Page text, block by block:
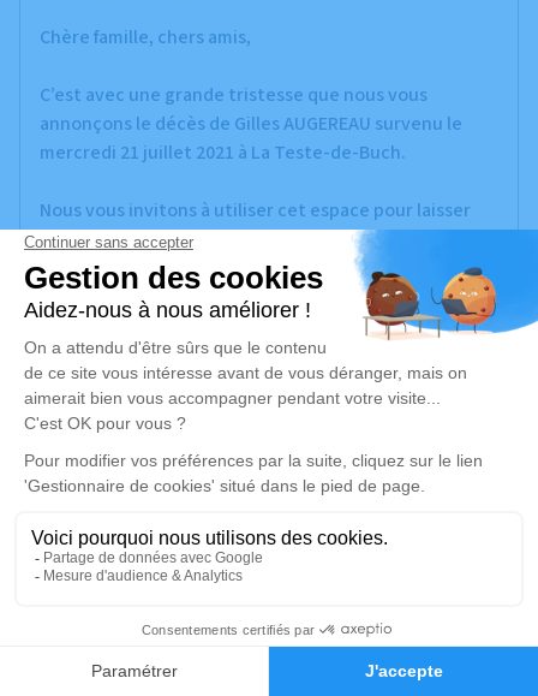
Faire-part Hommages
Chère famille, chers amis,
C’est avec une grande tristesse que nous vous
annonçons le décès de Gilles AUGEREAU survenu le
mercredi 21 juillet 2021 à La Teste-de-Buch.
Nous vous invitons à utiliser cet espace pour laisser
vos condoléances, partager des photos souvenirs, une
anecdote ou exprimer vos pensées à travers des
poèmes ou des textes. Cet endroit est un lieu
d'expression dédié à honorer la mémoire de Gilles
AUGEREAU.
Un service de plantation d’arbre hommage est
disponible ici
Cérémonie religieuse
Église d'Ychoux
au bourg